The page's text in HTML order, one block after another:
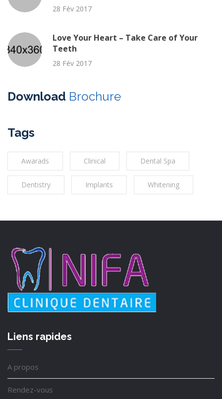
28 Fév 2017
Love Your Heart – Take Care of Your
Teeth
28 Fév 2017
Download Brochure
Tags
Awarads Clinical Dental Spa
Dentistry Implants Whitening
Liens rapides
A propos
Rendez-vous